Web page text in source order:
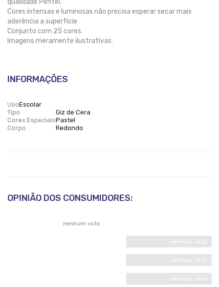
qualidade Pentel.
Cores intensas e luminosas não precisa esperar secar mais
aderência a superfície
Conjunto com 25 cores.
Imagens meramente ilustrativas.
INFORMAÇÕES
UsoEscolar
Tipo
Giz de Cera
Cores EspeciaisPastel
Corpo
Redondo
OPINIÃO DOS CONSUMIDORES:
nenhum voto
nenhum voto
nenhum voto
nenhum voto